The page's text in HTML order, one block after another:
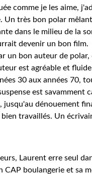
comme je les aime,
Un très bon polar
dans le milieu de la
devenir un bon film.
un bon auteur de
est agréable et
30 aux années 70,
est savamment
dénouement
bien travaillés. Un
Laurent erre seul
CAP boulangerie et sa